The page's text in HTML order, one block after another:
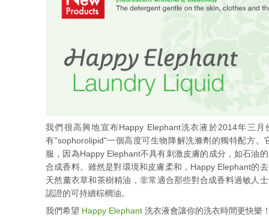
我們很高興地宣布Happy Elephant洗衣液於2014年三
有"sophorolipid"一個高度可生物降解洗滌劑的獨特配方
服，因為Happy Elephant不具有刺激皮膚的成分，如石油
合成香料。雖然是對環境和皮膚柔和，Happy Elephant的
天然薰衣草和茶樹精油，非常適合那些對合成香料過敏人
認證的可持續棕櫚油。
我們希望 Happy Elephant 洗衣液會讓你的洗衣時間更快樂